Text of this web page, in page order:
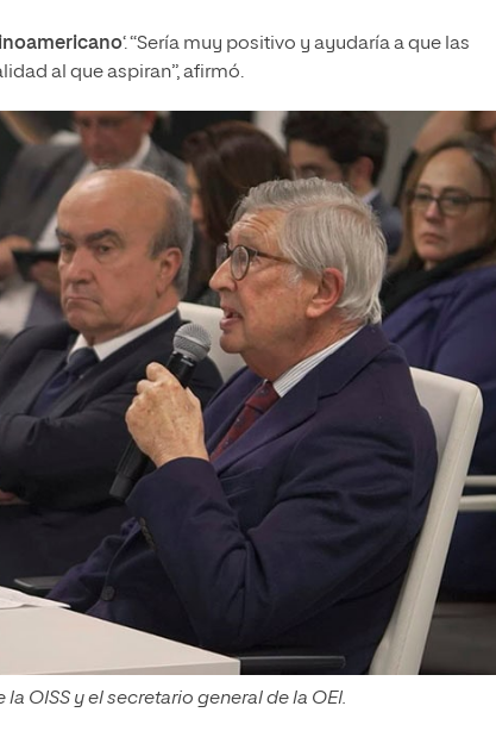
‘. “Sería muy positivo y ayudaría a que las
al que aspiran”, afirmó.
OISS y el secretario general de la OEI.